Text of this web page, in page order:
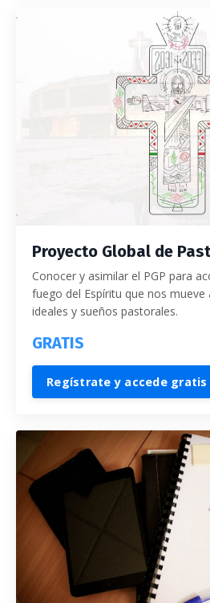
Proyecto Global de
Conocer y asimilar el PGP para
fuego del Espíritu que nos mueve
ideales y sueños pastorales.
GRATIS
Regístrate y accede gratis